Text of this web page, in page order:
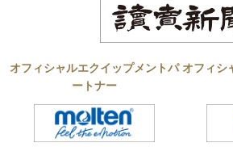
オフィシャルエクイップメントパ
ートナー
オフィシ